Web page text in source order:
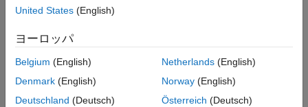
バージョン履歴
hdlcoder.Boardオブジェクトに登録します。
拡張子 ".dtb"
デバイス ツリーを指定します。デバイス ツリーをバイナリ ファ
イルとして指定する場合は、
".dtb"を使用します。デバイス ツ
リーをソース ファイルとして指定する場合は、".dts"
United States (English)
ヨーロッパ
Belgium (English)
Denmark (English)
Deutschland (Deutsch)
Netherlands(English)
Norway(English)
Österreich (Deutsch)